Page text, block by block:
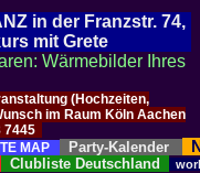
in der Franzstr. 74,
mit Grete
Wärmebilder Ihres
(Hochzeiten,
im Raum Köln Aachen
7445
MAP
Party-Kalender
Clubliste Deutschland